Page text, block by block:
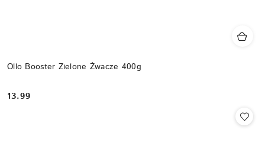
Ollo Booster Zielone Żwacze 400g
Cena:
13.99